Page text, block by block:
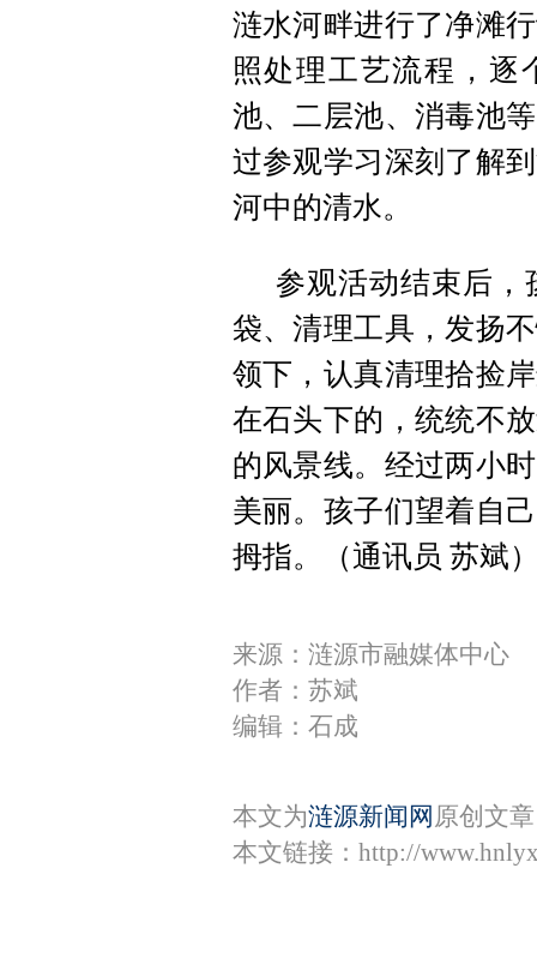
涟水河畔进行了净滩
照处理工艺流程，逐
池、二层池、消毒池
过参观学习深刻了解
河中的清水。
参观活动结束后，
袋、清理工具，发扬
领下，认真清理拾捡
在石头下的，统统不
的风景线。经过两小
美丽。孩子们望着自
拇指。
（通讯员 苏斌
来源：涟源市融媒体中心
作者：苏斌
编辑：石成
本文为涟源新闻网 原创文
本文链接： http://